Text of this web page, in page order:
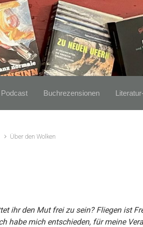
Podcast Buchrezensionen
Über den Wolken
ihr den Mut frei zu sein? Fliegen ist
habe mich entschieden, für meine